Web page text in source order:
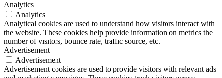
Analytics
Analytics
Analytical cookies are used to understand how visitors interact with
the website. These cookies help provide information on metrics the
number of visitors, bounce rate, traffic source, etc.
Advertisement
Advertisement
Advertisement cookies are used to provide visitors with relevant ads